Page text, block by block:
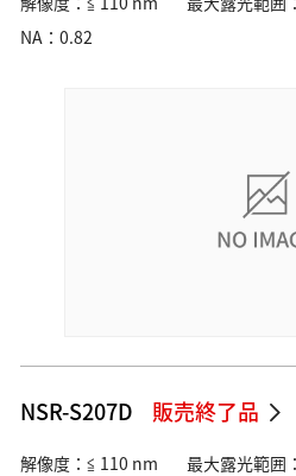
NA：0.82
NSR-S207D 販売終了品
解像度：≦ 110 nm
最大露光範